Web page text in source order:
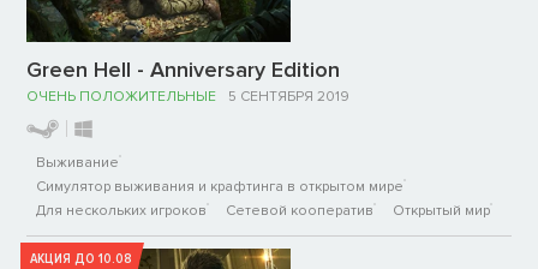
Green Hell - Anniversary Edition
ОЧЕНЬ ПОЛОЖИТЕЛЬНЫЕ 5 СЕНТЯБРЯ 2019
Выживание
Симулятор выживания и крафтинга в открытом мире
Для нескольких игроков
Сетевой кооператив Открытый мир
АКЦИЯ ДО 10.08